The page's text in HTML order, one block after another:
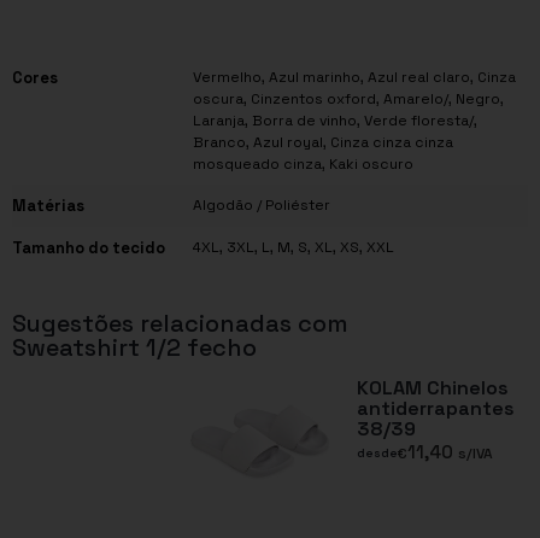
Cores
Vermelho, Azul marinho, Azul real claro, Cinza
oscura, Cinzentos oxford, Amarelo/, Negro,
Laranja, Borra de vinho, Verde floresta/,
Branco, Azul royal, Cinza cinza cinza
mosqueado cinza, Kaki oscuro
Matérias Algodão / Poliéster
Tamanho do tecido 4XL, 3XL, L, M, S, XL, XS, XXL
Sugestões relacionadas com
Sweatshirt 1/2 fecho
KOLAM Chinelos
antiderrapantes
38/39
desde€11,40 s/IVA